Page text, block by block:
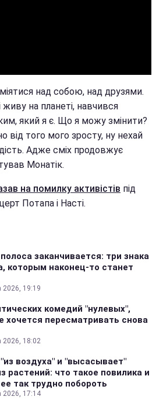
над собою, над друзями.
живу на планеті, навчився
який я є. Що я можу змінити?
того мого зросту, ну нехай
Адже сміх продовжує
Монатік.
на помилку активістів під
Потапа і Насті.
заканчивается: три знака
которым наконец-то станет
2026, 19:19
комедий "нулевых",
хочется пересматривать снова
2026, 18:02
воздуха" и "высасывает"
растений: что такое повилика и
так трудно побороть
2026, 17:14